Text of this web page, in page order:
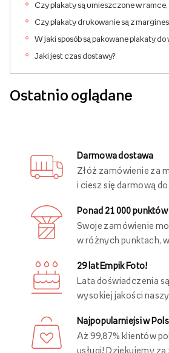
Czy plakaty są umieszczone w ramce,
Czy plakaty drukowanie są z
W jaki sposób są pakowane plakaty do
Jaki jest czas dostawy?
Ostatnio oglądane
Darmowa dostawa
Złóż zamówienie za
i ciesz się darmową
Ponad 21 000
Swoje zamówienie
w różnych punktach,
29 lat Empik Foto!
Lata doświadczenia
wysokiej jakości
Najpopularniejsi w
Aż 99,87% klientów
usługi! Dziękujemy za